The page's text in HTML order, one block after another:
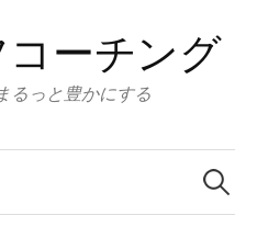
ーチング
るっと豊かにする
検
索: